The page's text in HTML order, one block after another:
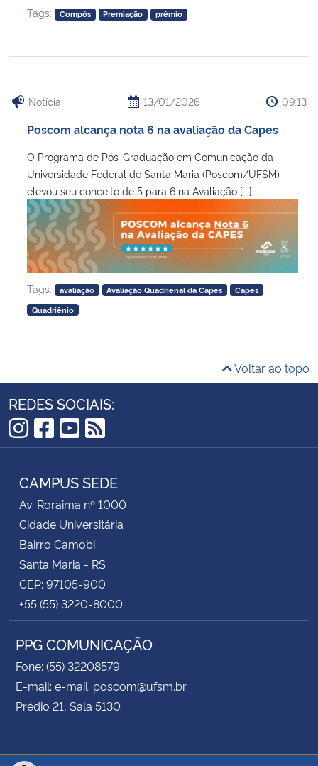
Tags: Compós Premiação prêmio
Notícia 13/01/2026 09:13
Poscom alcança nota 6 na avaliação da Capes
O Programa de Pós-Graduação em Comunicação da
Universidade Federal de Santa Maria (Poscom/UFSM)
elevou seu conceito de 5 para 6 na Avaliação [...]
Tags: avaliação Avaliação Quadrienal da Capes
Capes
Quadriênio
Voltar ao topo
REDES SOCIAIS:
Instagram
Facebook
YouTube
RSS
CAMPUS SEDE
Av. Roraima nº 1000
Cidade Universitária
Bairro Camobi
Santa Maria - RS
CEP: 97105-900
+55 (55) 3220-8000
PPG COMUNICAÇÃO
Fone: (55) 32208579
E-mail: e-mail: poscom@ufsm.br
Prédio 21, Sala 5130